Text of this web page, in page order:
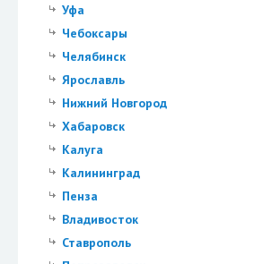
Уфа
Чебоксары
Челябинск
Ярославль
Нижний Новгород
Хабаровск
Калуга
Калининград
Пенза
Владивосток
Ставрополь